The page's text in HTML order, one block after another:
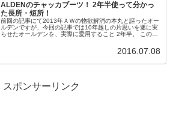
ALDENのチャッカブーツ！ 2年半使って分かっ
た長所・短所！
前回の記事にて2013年ＡＷの物欲解消の本丸と謳ったオー
ルデンですが、今回の記事では10年越しの片思いを遂に実
らせたオールデンを、実際に愛用すること 2年半。 この間
2016.07.08
スポンサーリンク